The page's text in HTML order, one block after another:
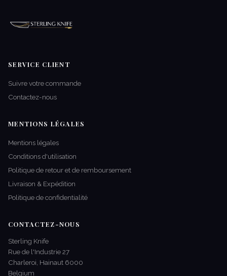
SERVICE CLIENT
Suivre votre commande
Contactez-nous
MENTIONS LÉGALES
Mentions légales
Conditions d'utilisation
Politique de retour et de remboursement
Livraison & Expédition
Politique de confidentialité
CONTACTEZ-NOUS
Sterling Knife
Rue de l'Industrie 27
Charleroi, Hainaut 6000
Belgium